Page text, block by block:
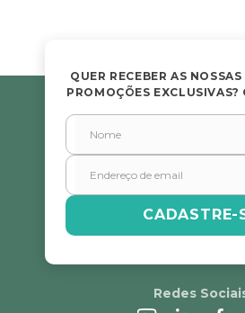
Endereço de email
Escreva uma avaliação
QUER RECEBER AS
PROMOÇÕES EXCLUSIVAS?
CADASTRE-
Redes